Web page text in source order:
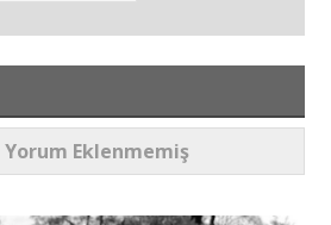
Yorum Eklenmemiş